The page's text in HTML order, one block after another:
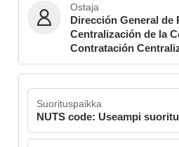
Ostaja
Dirección General de
Centralización de la
Contratación
Suorituspaikka
NUTS code: Useampi